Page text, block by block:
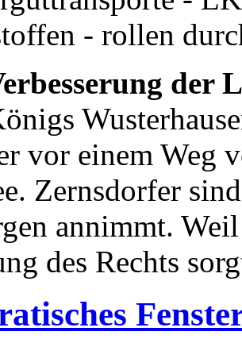
- rollen
der
vor einem Weg
Zernsdorfer
annimmt.
des Rechts